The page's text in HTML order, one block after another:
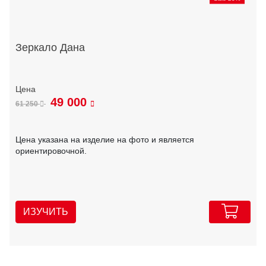
Зеркало Дана
61 250 49 000
Цена указана на изделие на фото и является
ориентировочной.
ИЗУЧИТЬ